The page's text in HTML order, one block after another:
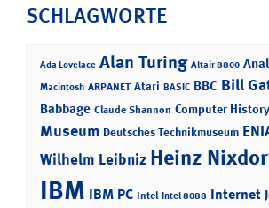
SCHLAGWORTE
Ada Lovelace Alan Turing Altair 8800
Macintosh ARPANET Atari BASIC BBC Bill
Babbage Claude Shannon Computer
Museum Deutsches Technikmuseum
Wilhelm Leibniz Heinz
IBM IBM PC Intel Intel 8088 Internet